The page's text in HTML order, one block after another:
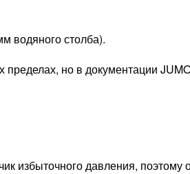
водяного столба).
но в документации
избыточного давления, поэтому